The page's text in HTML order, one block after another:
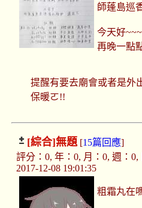
師蓬島巡
今天好
再晚一點
提醒有要去廟會或者是外
保暖ㄛ!!
[綜合]無題[15篇回應]
評分：0, 年：0, 月：0, 週：0,
2017-12-08 19:01:35
粗霜丸在